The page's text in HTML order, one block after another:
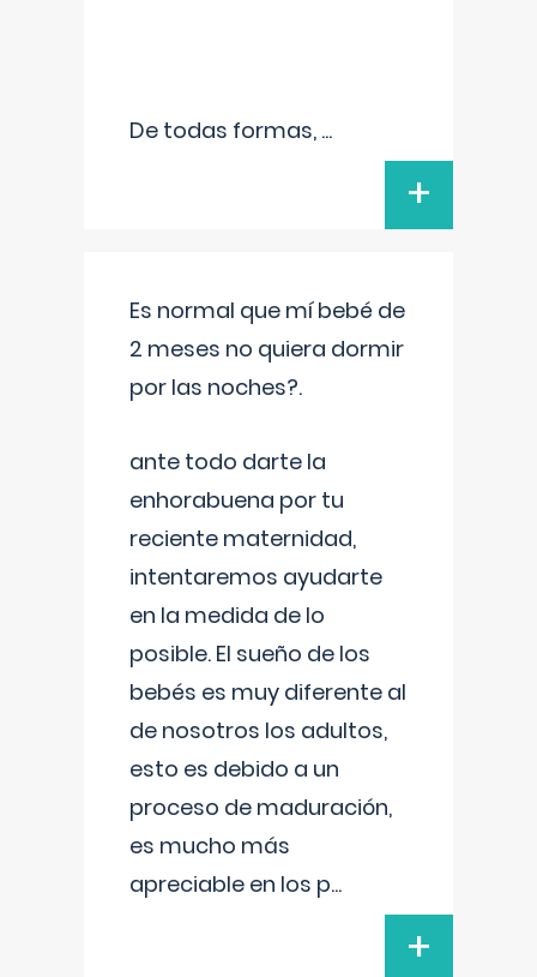
De todas formas, ...
+
Es normal que mí bebé de
2 meses no quiera dormir
por las noches?.
ante todo darte la
enhorabuena por tu
reciente maternidad,
intentaremos ayudarte
en la medida de lo
posible. El sueño de los
bebés es muy diferente al
de nosotros los adultos,
esto es debido a un
proceso de maduración,
es mucho más
apreciable en los p...
+